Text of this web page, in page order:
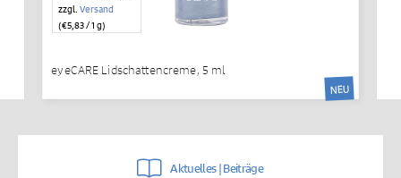
zzgl. Versand
(€5,83/ 1 g)
eyeCARE Lidschattencreme, 5 ml
NEU
Aktuelles | Beiträge